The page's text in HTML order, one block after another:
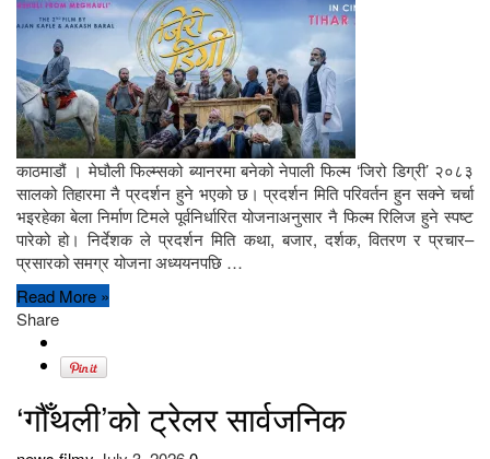
काठमाडौं । मेघौली फिल्म्सको ब्यानरमा बनेको नेपाली फिल्म ‘जिरो डिग्री’ २०८३
सालको तिहारमा नै प्रदर्शन हुने भएको छ। प्रदर्शन मिति परिवर्तन हुन सक्ने चर्चा
भइरहेका बेला निर्माण टिमले पूर्वनिर्धारित योजनाअनुसार नै फिल्म रिलिज हुने स्पष्ट
पारेको हो। निर्देशक ले प्रदर्शन मिति कथा, बजार, दर्शक, वितरण र प्रचार–
प्रसारको समग्र योजना अध्ययनपछि …
Read More »
Share
‘गौँथली’को ट्रेलर सार्वजनिक